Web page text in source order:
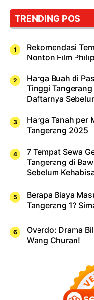
TRENDING POS
Rekomendasi
Nonton Film
Harga Buah di
Tinggi
Daftarnya
Harga Tanah per
Tangerang 2025
7 Tempat Sewa
Tangerang di
Sebelum
Berapa Biaya
Tangerang 1?
Overdo: Drama
Wang Churan!